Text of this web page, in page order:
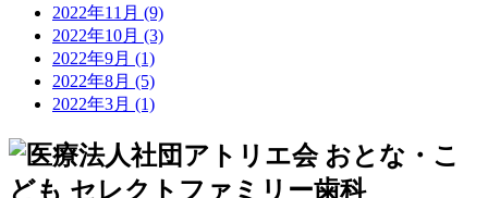
2022年11月 (9)
2022年10月 (3)
2022年9月 (1)
2022年8月 (5)
2022年3月 (1)